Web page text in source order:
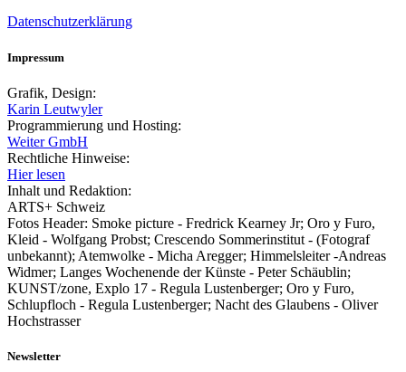
Datenschutzerklärung
Impressum
Grafik, Design:
Karin Leutwyler
Programmierung und Hosting:
Weiter GmbH
Rechtliche Hinweise:
Hier lesen
Inhalt und Redaktion:
ARTS+ Schweiz
Fotos Header: Smoke picture - Fredrick Kearney Jr; Oro y Furo,
Kleid - Wolfgang Probst; Crescendo Sommerinstitut - (Fotograf
unbekannt); Atemwolke - Micha Aregger; Himmelsleiter -Andreas
Widmer; Langes Wochenende der Künste - Peter Schäublin;
KUNST/zone, Explo 17 - Regula Lustenberger; Oro y Furo,
Schlupfloch - Regula Lustenberger; Nacht des Glaubens - Oliver
Hochstrasser
Newsletter